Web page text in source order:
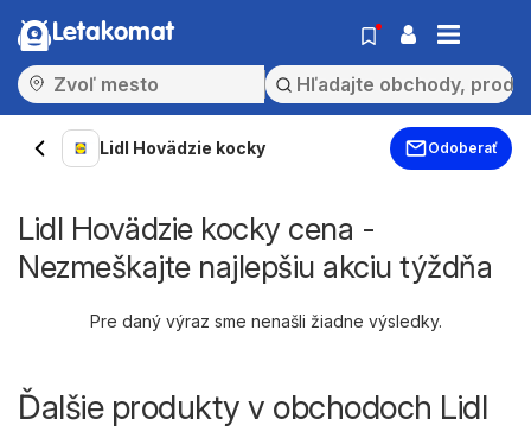
Letakomat
Lidl Hovädzie kocky Odoberať
Lidl Hovädzie kocky cena -
Nezmeškajte najlepšiu akciu týždňa
Pre daný výraz sme nenašli žiadne výsledky.
Ďalšie produkty v obchodoch Lidl